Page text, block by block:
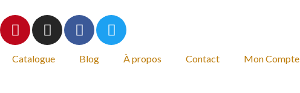
Catalogue Blog À propos Contact Mon Compte